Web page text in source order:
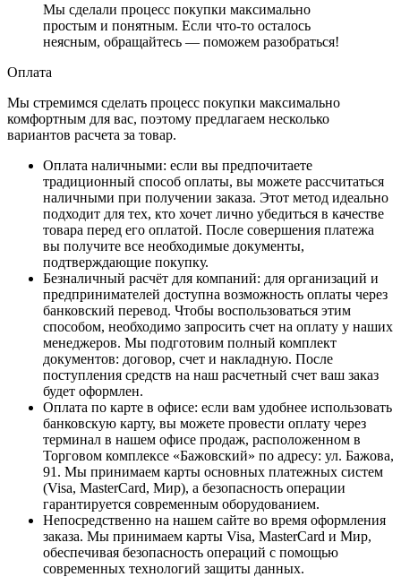
Мы сделали процесс покупки максимально
простым и понятным. Если что-то осталось
неясным, обращайтесь — поможем разобраться!
Оплата
Мы стремимся сделать процесс покупки максимально
комфортным для вас, поэтому предлагаем несколько
вариантов расчета за товар.
Оплата наличными: если вы предпочитаете
традиционный способ оплаты, вы можете рассчитаться
наличными при получении заказа. Этот метод идеально
подходит для тех, кто хочет лично убедиться в качестве
товара перед его оплатой. После совершения платежа
вы получите все необходимые документы,
подтверждающие покупку.
Безналичный расчёт для компаний: для организаций и
предпринимателей доступна возможность оплаты через
банковский перевод. Чтобы воспользоваться этим
способом, необходимо запросить счет на оплату у наших
менеджеров. Мы подготовим полный комплект
документов: договор, счет и накладную. После
поступления средств на наш расчетный счет ваш заказ
будет оформлен.
Оплата по карте в офисе: если вам удобнее использовать
банковскую карту, вы можете провести оплату через
терминал в нашем офисе продаж, расположенном в
Торговом комплексе «Бажовский» по адресу: ул. Бажова,
91. Мы принимаем карты основных платежных систем
(Visa, MasterCard, Мир), а безопасность операции
гарантируется современным оборудованием.
Непосредственно на нашем сайте во время оформления
заказа. Мы принимаем карты Visa, MasterCard и Мир,
обеспечивая безопасность операций с помощью
современных технологий защиты данных.